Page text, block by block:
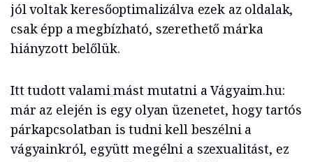
jól voltak keresőoptimalizálva ezek az oldalak,
csak épp a megbízható, szerethető márka
hiányzott belőlük.
Itt tudott valami mást mutatni a Vágyaim.hu:
már az elején is egy olyan üzenetet, hogy tartós
párkapcsolatban is tudni kell beszélni a
vágyainkról, együtt megélni a szexualitást, ez